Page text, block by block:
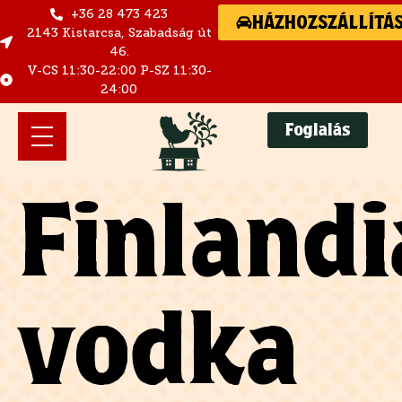
+36 28 473 423
2143 Kistarcsa, Szabadság út
46.
V-CS 11:30-22:00 P-SZ 11:30-
24:00
Foglalás
vodka